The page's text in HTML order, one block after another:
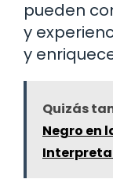
pueden
y
y
Quizás
Negro en